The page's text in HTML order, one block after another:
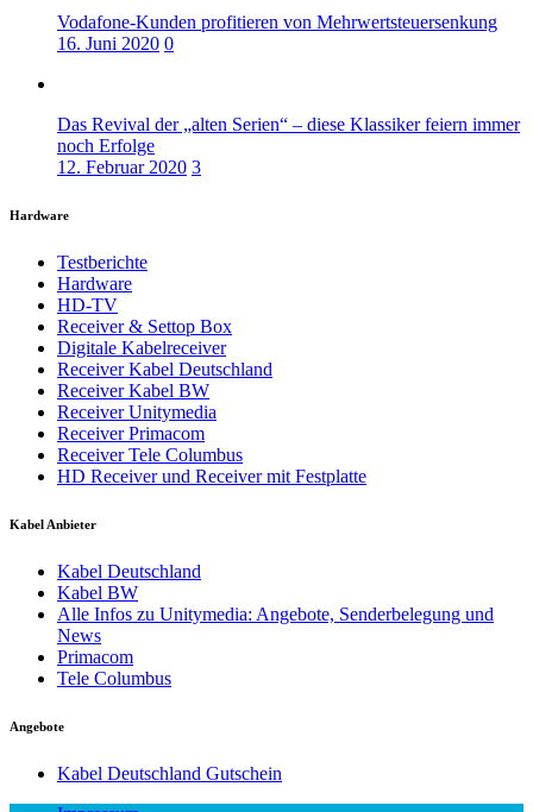
Vodafone-Kunden profitieren von Mehrwertsteuersenkung
16. Juni 2020 0
Das Revival der „alten Serien“ – diese Klassiker feiern immer
noch Erfolge
12. Februar 2020 3
Hardware
Testberichte
Hardware
HD-TV
Receiver & Settop Box
Digitale Kabelreceiver
Receiver Kabel Deutschland
Receiver Kabel BW
Receiver Unitymedia
Receiver Primacom
Receiver Tele Columbus
HD Receiver und Receiver mit Festplatte
Kabel Anbieter
Kabel Deutschland
Kabel BW
Alle Infos zu Unitymedia: Angebote, Senderbelegung und
News
Primacom
Tele Columbus
Angebote
Kabel Deutschland Gutschein